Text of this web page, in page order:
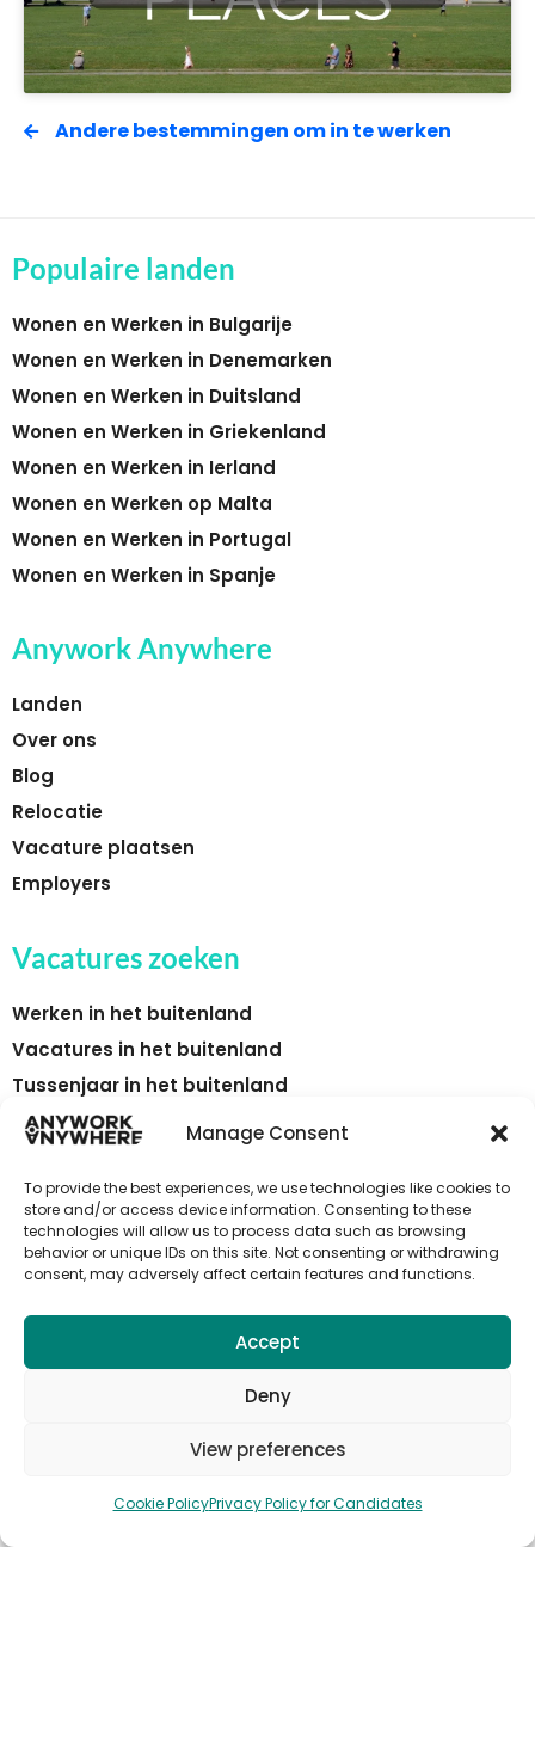
Manage Consent
To provide the best experiences, we use technologies like cookies to
store and/or access device information. Consenting to these
technologies will allow us to process data such as browsing
behavior or unique IDs on this site. Not consenting or withdrawing
consent, may adversely affect certain features and functions.
Accept
Deny
View preferences
Cookie PolicyPrivacy Policy for Candidates
Andere bestemmingen om in te werken
Populaire landen
Wonen en Werken in Bulgarije
Wonen en Werken in Denemarken
Wonen en Werken in Duitsland
Wonen en Werken in Griekenland
Wonen en Werken in Ierland
Wonen en Werken op Malta
Wonen en Werken in Portugal
Wonen en Werken in Spanje
Anywork Anywhere
Landen
Over ons
Blog
Relocatie
Vacature plaatsen
Employers
Vacatures zoeken
Werken in het buitenland
Vacatures in het buitenland
Tussenjaar in het buitenland
Vakantiewerk in het buitenland
Vaste banen in het buitenland
Seizoenswerk in het buitenland
Job Alerts
🌞 ONTVANG JOB ALERTS